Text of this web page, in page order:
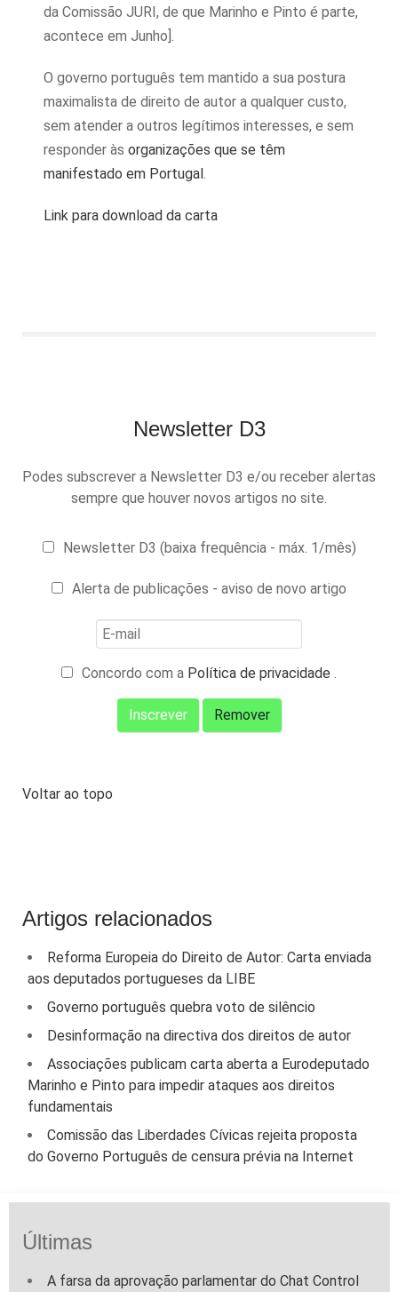
da Comissão JURI, de que Marinho e Pinto é parte,
acontece em Junho].
O governo português tem mantido a sua postura
maximalista de direito de autor a qualquer custo,
sem atender a outros legítimos interesses, e sem
responder às organizações que se têm
manifestado em Portugal.
Link para download da carta
Newsletter D3
Podes subscrever a Newsletter D3 e/ou receber alertas
sempre que houver novos artigos no site.
Newsletter D3 (baixa frequência - máx. 1/mês)
Alerta de publicações - aviso de novo artigo
Concordo com a Política de privacidade .
Voltar ao topo
Artigos relacionados
Reforma Europeia do Direito de Autor: Carta enviada
aos deputados portugueses da LIBE
Governo português quebra voto de silêncio
Desinformação na directiva dos direitos de autor
Associações publicam carta aberta a Eurodeputado
Marinho e Pinto para impedir ataques aos direitos
fundamentais
Comissão das Liberdades Cívicas rejeita proposta
do Governo Português de censura prévia na Internet
Últimas
A farsa da aprovação parlamentar do Chat Control